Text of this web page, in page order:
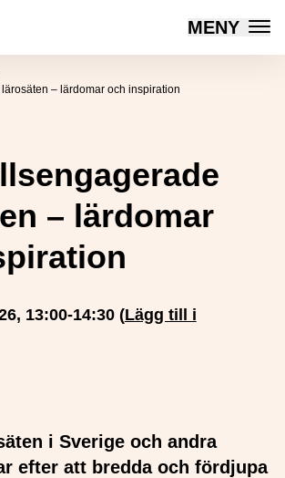
Innovation MENY
– lärdomar och inspiration
– lärdomar
13:00-14:30 (Lägg till i
i Sverige och andra
efter att bredda och fördjupa